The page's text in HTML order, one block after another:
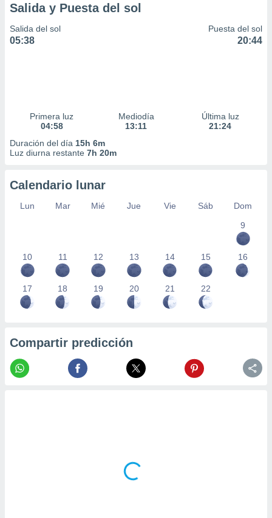
Salida y Puesta del sol
Salida del sol
05:38
Puesta del sol
20:44
Primera luz
04:58
Mediodía
13:11
Última luz
21:24
Duración del día 15h 6m
Luz diurna restante 7h 20m
Calendario lunar
Lun Mar Mié Jue Vie Sáb
Dom
9
10 11 12 13 14 15 16
17 18 19 20 21 22
Compartir predicción